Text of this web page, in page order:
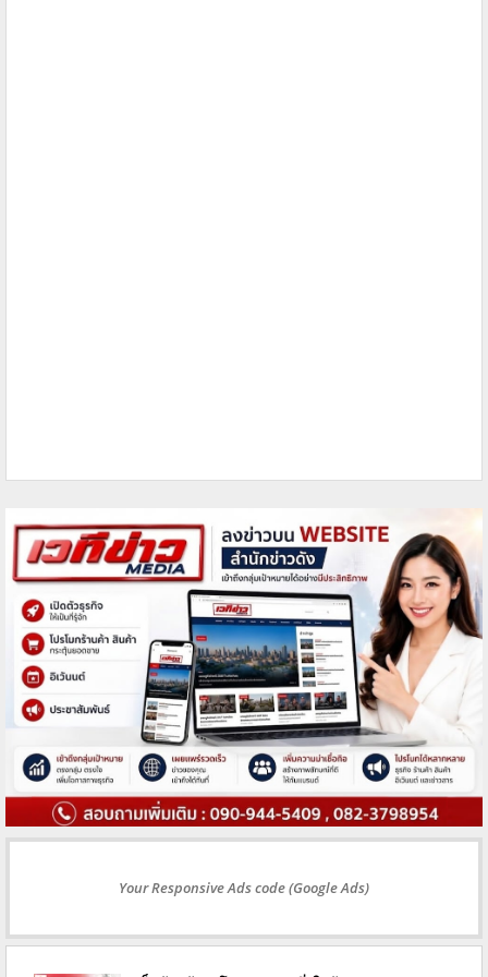
Your Responsive Ads code (Google Ads)